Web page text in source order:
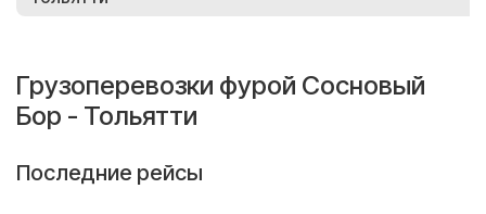
Грузоперевозки фурой Сосновый
Бор - Тольятти
Последние рейсы